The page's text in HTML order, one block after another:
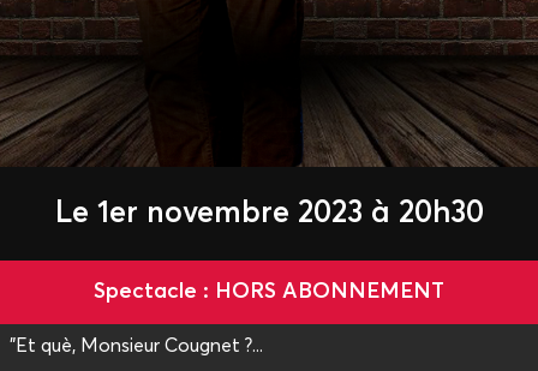
Le 1er novembre 2023 à 20h30
Spectacle : HORS ABONNEMENT
"Et què, Monsieur Cougnet ?...